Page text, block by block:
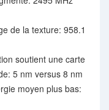
de la texture: 958.1
soutient une carte
5 nm versus 8 nm
moyen plus bas: